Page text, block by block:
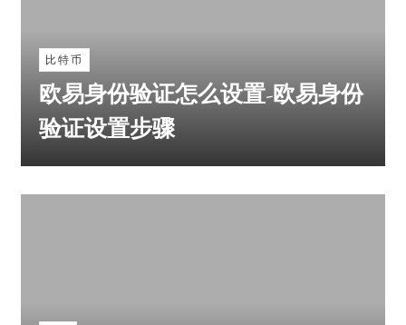
比特币
欧易身份验证怎么设置-欧易身份
验证设置步骤